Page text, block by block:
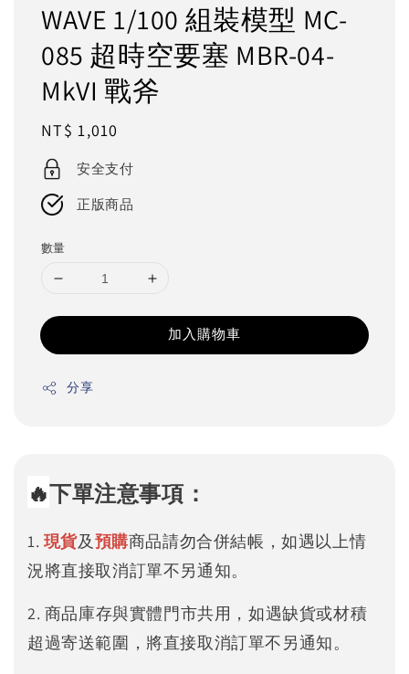
WAVE 1/100 組裝模型 MC-
085 超時空要塞 MBR-04-
MkVI 戰斧
Regular
price
NT$ 1,010
安全支付
正版商品
數量
加入購物車
分享
🔥下單注意事項：
1. 現貨及預購商品請勿合併結帳，如遇以上情
況將直接取消訂單不另通知。
2. 商品庫存與實體門市共用，如遇缺貨或材積
超過寄送範圍，將直接取消訂單不另通知。